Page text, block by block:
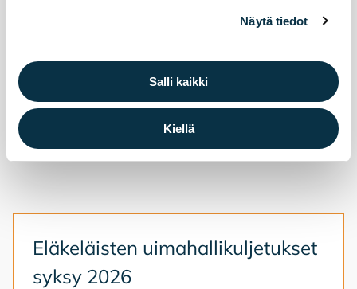
Näytä tiedot
Salli kaikki
Kiellä
Elä­ke­läis­ten ui­ma­hal­li­kul­je­tuk­set
syk­sy 2026